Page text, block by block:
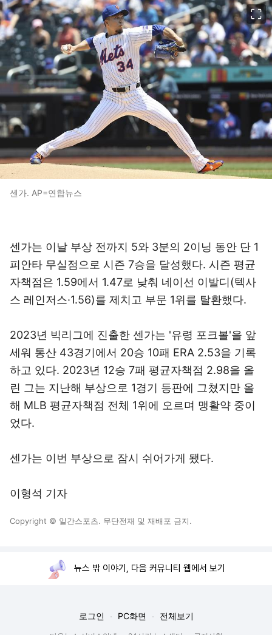
센가. AP=연합뉴스
센가는 이날 부상 전까지 5와 3분의 2이닝 동안 단 1
피안타 무실점으로 시즌 7승을 달성했다. 시즌 평균
자책점은 1.59에서 1.47로 낮춰 네이선 이발디(텍사
스 레인저스·1.56)를 제치고 부문 1위를 탈환했다.
2023년 빅리그에 진출한 센가는 '유령 포크볼'을 앞
세워 통산 43경기에서 20승 10패 ERA 2.53을 기록
하고 있다. 2023년 12승 7패 평균자책점 2.98을 올
린 그는 지난해 부상으로 1경기 등판에 그쳤지만 올
해 MLB 평균자책점 전체 1위에 오르며 맹활약 중이
었다.
센가는 이번 부상으로 잠시 쉬어가게 됐다.
이형석 기자
Copyright © 일간스포츠. 무단전재 및 재배포 금지.
뉴스 밖 이야기, 다음 커뮤니티 웹에서 보기
로그인 PC화면 전체보기